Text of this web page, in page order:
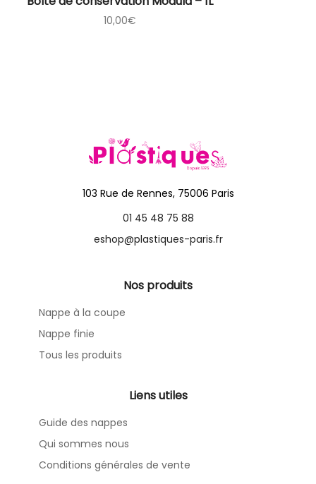
10,00€
103 Rue de Rennes, 75006 Paris
01 45 48 75 88
eshop@plastiques-paris.fr
Nos produits
Nappe à la coupe
Nappe finie
Tous les produits
Liens utiles
Guide des nappes
Qui sommes nous
Conditions générales de vente